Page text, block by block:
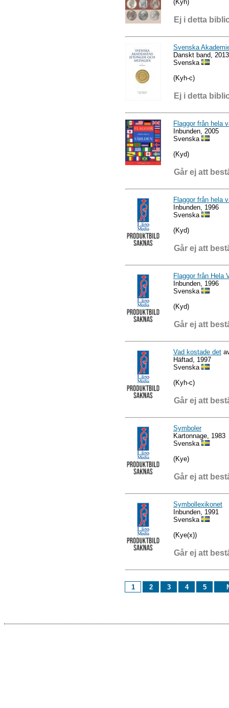
(Kyh)
Ej i detta
Svenska
Danskt band, 2013
Svenska
(Kyh-c)
Ej i detta
Flaggor från hela
Inbunden, 2005
Svenska
(Kyd)
Går ej att
Flaggor från hela
Inbunden, 1996
Svenska
(Kyd)
Går ej att
Flaggor från Hela
Inbunden, 1996
Svenska
(Kyd)
Går ej att
Vad kostade det
Häftad, 1997
Svenska
(Kyh-c)
Går ej att
Symboler
Kartonnage, 1983
Svenska
(Kye)
Går ej att
Symbollexikonet
Inbunden, 1991
Svenska
(Kye(x))
Går ej att
1 2 3 4 5